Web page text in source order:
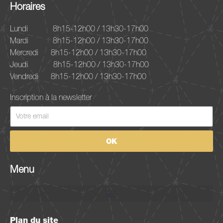
Horaires
Lundi
8h15-12h00 / 13h30-17h00
Mardi
8h15-12h00 / 13h30-17h00
Mercredi
8h15-12h00 / 13h30-17h00
Jeudi
8h15-12h00 / 13h30-17h00
Vendredi
8h15-12h00 / 13h30-17h00
Inscription à la newsletter
OK
Menu
Plan du site